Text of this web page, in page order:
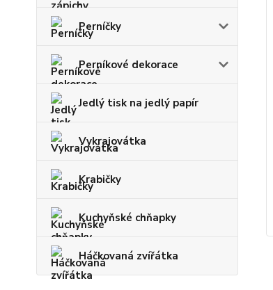
Perníčky
Perníkové dekorace
Jedlý tisk na jedlý papír
Vykrajovátka
Krabičky
Kuchyňské chňapky
Háčkovaná zvířátka